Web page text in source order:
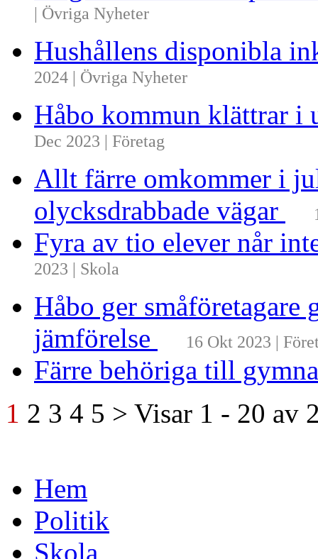
| Övriga Nyheter
Hushållens disponibla
2024 | Övriga Nyheter
Håbo kommun klättrar i
Dec 2023 | Företag
Allt färre omkommer i
olycksdrabbade vägar
Fyra av tio elever når
2023 | Skola
Håbo ger
jämförelse
16 Okt 2023 |
Färre behöriga till
1 2 3 4 5 > Visar 1 - 20 av
Hem
Politik
Skola